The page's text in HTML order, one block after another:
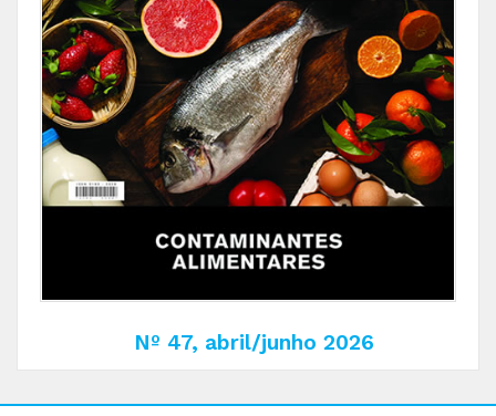
Nº 47, abril/junho 2026